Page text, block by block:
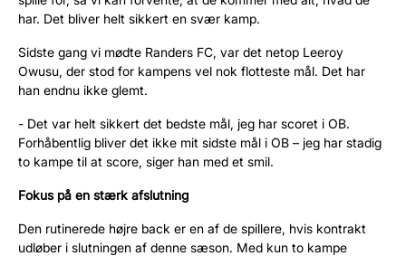
har. Det bliver helt sikkert en svær kamp.
Sidste gang vi mødte Randers FC, var det netop Leeroy
Owusu, der stod for kampens vel nok flotteste mål. Det har
han endnu ikke glemt.
- Det var helt sikkert det bedste mål, jeg har scoret i OB.
Forhåbentlig bliver det ikke mit sidste mål i OB – jeg har stadig
to kampe til at score, siger han med et smil.
Fokus på en stærk afslutning
Den rutinerede højre back er en af de spillere, hvis kontrakt
udløber i slutningen af denne sæson. Med kun to kampe